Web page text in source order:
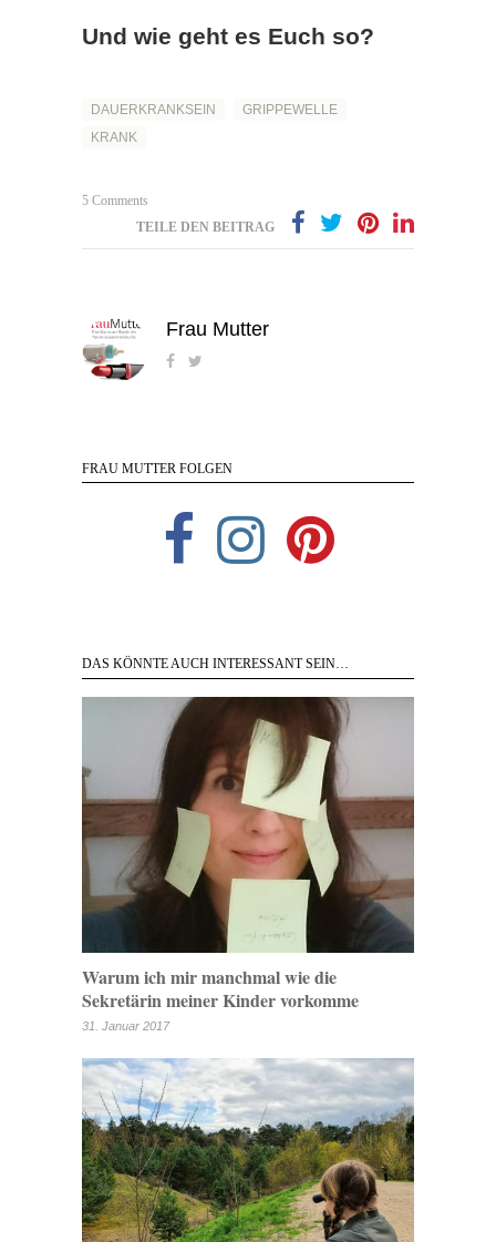
Und wie geht es Euch so?
DAUERKRANKSEIN
GRIPPEWELLE
KRANK
5 Comments
TEILE DEN BEITRAG
Frau Mutter
FRAU MUTTER FOLGEN
DAS KÖNNTE AUCH INTERESSANT SEIN…
Warum ich mir manchmal wie die
Sekretärin meiner Kinder vorkomme
31. Januar 2017